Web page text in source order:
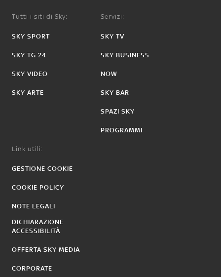
Tutti i siti di Sky:
SKY SPORT
SKY TG 24
SKY VIDEO
SKY ARTE
Servizi:
SKY TV
SKY BUSINESS
NOW
SKY BAR
SPAZI SKY
PROGRAMMI
Link utili:
GESTIONE COOKIE
COOKIE POLICY
NOTE LEGALI
DICHIARAZIONE
ACCESSIBILITÀ
OFFERTA SKY MEDIA
CORPORATE